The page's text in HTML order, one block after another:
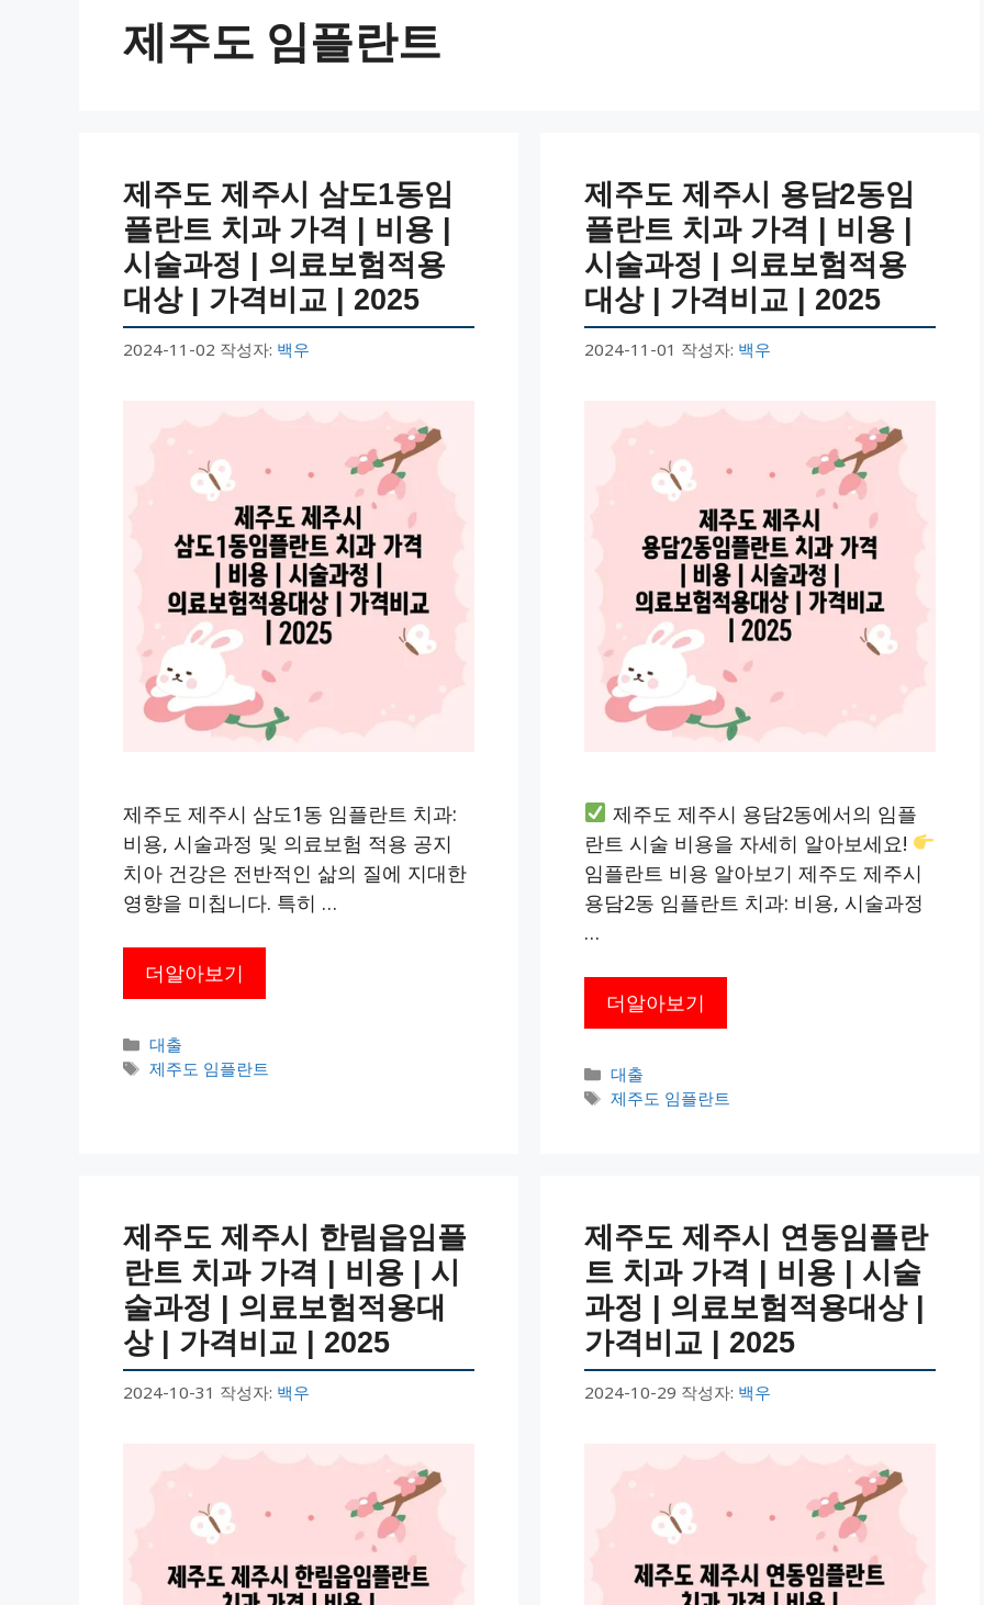
제주도 임플란트
제주도 제주시 삼도1동임
플란트 치과 가격 | 비용 |
시술과정 | 의료보험적용
대상 | 가격비교 | 2025
2024-11-02 작성자: 백우
제주도 제주시 삼도1동 임플란트 치과:
비용, 시술과정 및 의료보험 적용 공지
치아 건강은 전반적인 삶의 질에 지대한
영향을 미칩니다. 특히 …
더알아보기
카
테
대출
태
제주도 임플란트
제주도 제주시 용담2동임
플란트 치과 가격 | 비용 |
시술과정 | 의료보험적용
대상 | 가격비교 | 2025
2024-11-01 작성자: 백우
제주도 제주시 용담2동에서의 임플
란트 시술 비용을 자세히 알아보세요!
임플란트 비용 알아보기 제주도 제주시
용담2동 임플란트 치과: 비용, 시술과정
…
더알아보기
카
테
대출
태
제주도 임플란트
제주도 제주시 한림읍임플
란트 치과 가격 | 비용 | 시
술과정 | 의료보험적용대
상 | 가격비교 | 2025
2024-10-31 작성자: 백우
제주도 제주시 연동임플란
트 치과 가격 | 비용 | 시술
과정 | 의료보험적용대상 |
가격비교 | 2025
2024-10-29 작성자: 백우